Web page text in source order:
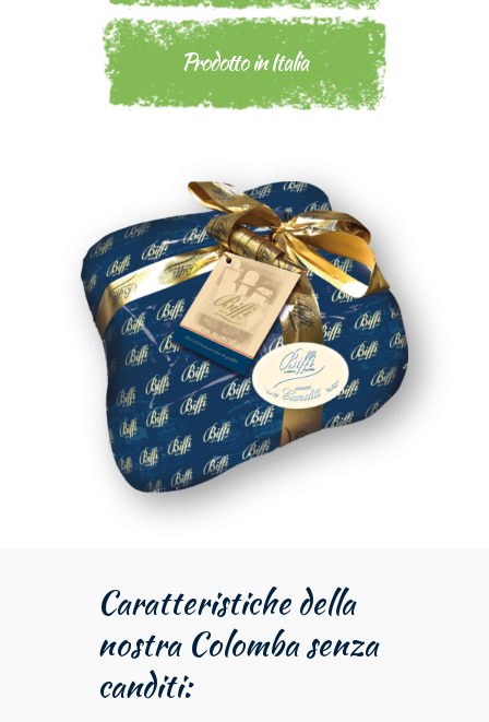
Prodotto in Italia
Caratteristiche della
nostra Colomba senza
canditi: